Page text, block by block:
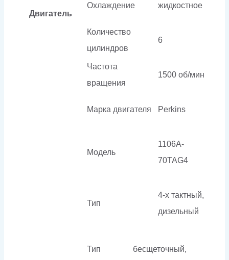
Двигатель
Охлаждение жидкостное
Количество
цилиндров
6
Частота
вращения
1500 об/мин
Марка двигателя Perkins
Модель
1106A-
70TAG4
Тип
4-х тактный,
дизельный
Тип
бесщеточный,